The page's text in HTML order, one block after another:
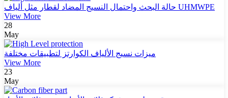
حالة البحث واحتمال النسيج المضاد لقطار مثل ألياف UHMWPE
View More
28
May
ميزات نسيج الألياف الكوارتز لتطبيقات مختلفة
View More
23
May